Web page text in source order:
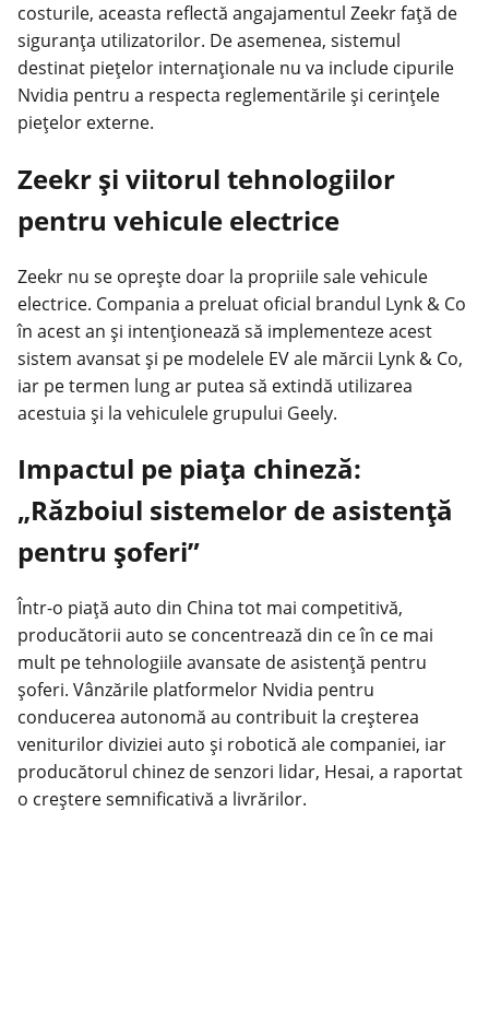
costurile, aceasta reflectă angajamentul Zeekr față de
siguranța utilizatorilor. De asemenea, sistemul
destinat piețelor internaționale nu va include cipurile
Nvidia pentru a respecta reglementările și cerințele
piețelor externe.
Zeekr și viitorul tehnologiilor
pentru vehicule electrice
Zeekr nu se oprește doar la propriile sale vehicule
electrice. Compania a preluat oficial brandul Lynk & Co
în acest an și intenționează să implementeze acest
sistem avansat și pe modelele EV ale mărcii Lynk & Co,
iar pe termen lung ar putea să extindă utilizarea
acestuia și la vehiculele grupului Geely.
Impactul pe piața chineză:
„Războiul sistemelor de asistență
pentru șoferi”
Într-o piață auto din China tot mai competitivă,
producătorii auto se concentrează din ce în ce mai
mult pe tehnologiile avansate de asistență pentru
șoferi. Vânzările platformelor Nvidia pentru
conducerea autonomă au contribuit la creșterea
veniturilor diviziei auto și robotică ale companiei, iar
producătorul chinez de senzori lidar, Hesai, a raportat
o creștere semnificativă a livrărilor.